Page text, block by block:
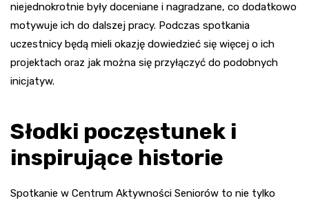
niejednokrotnie były doceniane i nagradzane, co dodatkowo
motywuje ich do dalszej pracy. Podczas spotkania
uczestnicy będą mieli okazję dowiedzieć się więcej o ich
projektach oraz jak można się przyłączyć do podobnych
inicjatyw.
Słodki poczęstunek i
inspirujące historie
Spotkanie w Centrum Aktywności Seniorów to nie tylko